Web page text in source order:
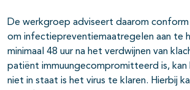
De werkgroep adviseert daarom
om infectiepreventiemaatregelen aan te
minimaal 48 uur na het verdwijnen van
patiënt immuungecompromitteerd is, kan
niet in staat is het virus te klaren. Hierbij